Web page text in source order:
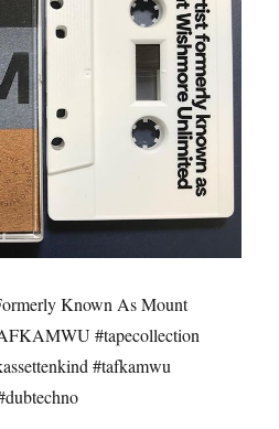
Known As Mount
#tapecollection
#tafkamwu